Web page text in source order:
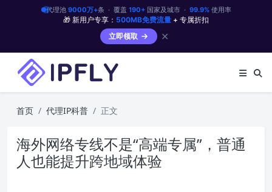
代理池 9000万+条 · 覆盖 190+国家及城市 · 99.9%使用率
🎁 新用户专享： 500MB免费流量 + 专属折扣
立即领取
✕
首页 代理IP科普 正文
海外网络专线不是“高端专属”，普通
人也能提升跨地域体验